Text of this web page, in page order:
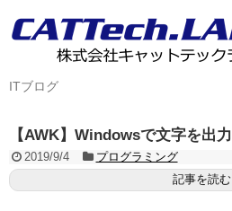
ITブログ
【AWK】Windowsで文字を出
2019/9/4
プログラミング
記事を読む